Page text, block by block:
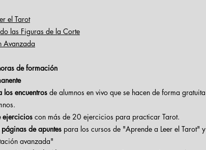
el Tarot
las Figuras de la Corte
Avanzada
de formación
los encuentros de alumnos en vivo que se hacen de forma gratuita
ejercicios con más de 20 ejercicios para practicar Tarot.
de apuntes para los cursos de "Aprende a Leer el Tarot" y
avanzada"